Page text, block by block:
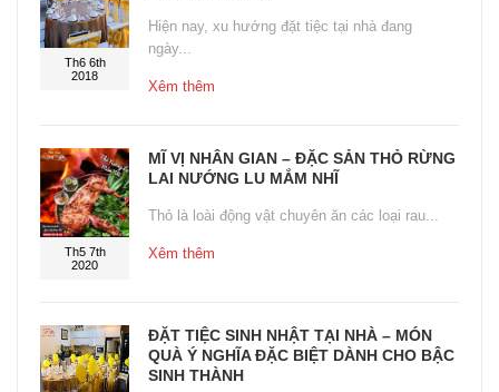
Th6 6th
2018
Hiện nay, xu hướng đặt tiệc tại nhà đang
ngày...
Xêm thêm
Th5 7th
2020
MĨ VỊ NHÂN GIAN – ĐẶC SẢN THỎ RỪNG
LAI NƯỚNG LU MẮM NHĨ
Thỏ là loài động vật chuyên ăn các loại rau...
Xêm thêm
ĐẶT TIỆC SINH NHẬT TẠI NHÀ – MÓN
QUÀ Ý NGHĨA ĐẶC BIỆT DÀNH CHO BẬC
SINH THÀNH